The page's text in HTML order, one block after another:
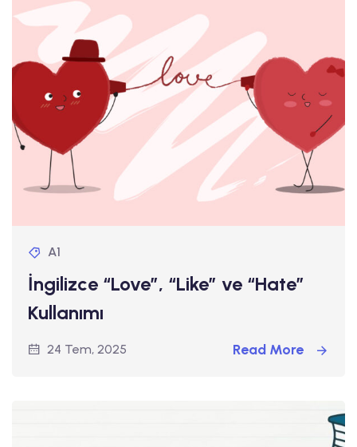
A1
İngilizce “Love”, “Like” ve “Hate”
Kullanımı
24 Tem, 2025 Read More